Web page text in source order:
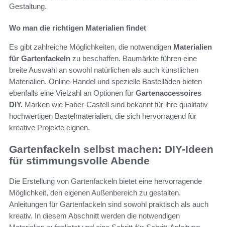
Gestaltung.
Wo man die richtigen Materialien findet
Es gibt zahlreiche Möglichkeiten, die notwendigen Materialien
für Gartenfackeln zu beschaffen. Baumärkte führen eine
breite Auswahl an sowohl natürlichen als auch künstlichen
Materialien. Online-Handel und spezielle Bastelläden bieten
ebenfalls eine Vielzahl an Optionen für Gartenaccessoires
DIY. Marken wie Faber-Castell sind bekannt für ihre qualitativ
hochwertigen Bastelmaterialien, die sich hervorragend für
kreative Projekte eignen.
Gartenfackeln selbst machen: DIY-Ideen
für stimmungsvolle Abende
Die Erstellung von Gartenfackeln bietet eine hervorragende
Möglichkeit, den eigenen Außenbereich zu gestalten.
Anleitungen für Gartenfackeln sind sowohl praktisch als auch
kreativ. In diesem Abschnitt werden die notwendigen